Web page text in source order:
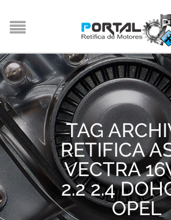
TAG
RETIFICA
VECTRA
2.2 2.4
OPEL